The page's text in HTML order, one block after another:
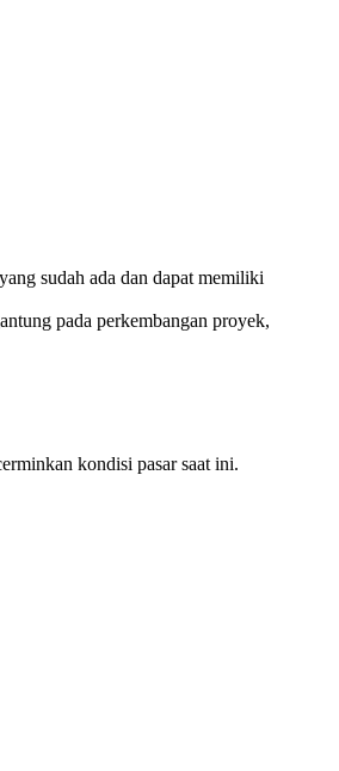
sudah ada dan dapat memiliki
pada perkembangan proyek,
kondisi pasar saat ini.